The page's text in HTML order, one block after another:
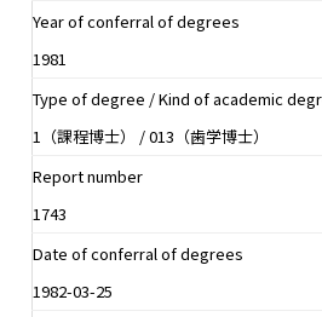
Year of conferral of degrees
1981
Type of degree / Kind of academic
1（課程博士） / 013（歯学博士）
Report number
1743
Date of conferral of degrees
1982-03-25